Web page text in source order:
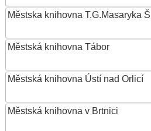
Městska knihovna T.G.Masaryka
Městská knihovna Tábor
Městská knihovna Ústí nad Orlicí
Městská knihovna v Brtnici